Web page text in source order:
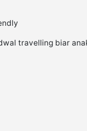
travelling biar